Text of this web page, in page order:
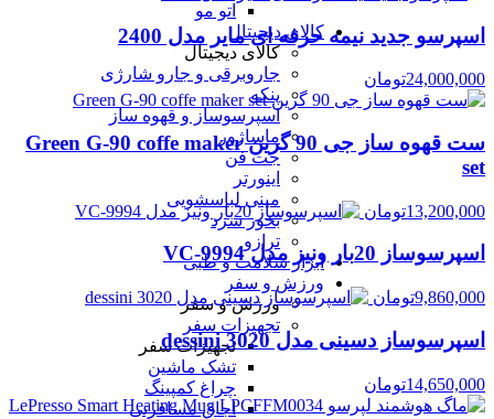
اتو مو
کالای دیجیتال
کالای دیجیتال
جاروبرقی و جارو شارژی
پنکه
اسپرسوساز و قهوه ساز
ماساژور
جت فن
اینورتر
مینی لباسشویی
بخور سرد
ترازو
ابزار سلامت و طبی
ورزش و سفر
ورزش و سفر
تجهیزات سفر
تجهیزات سفر
تشک ماشین
چراغ کمپینگ
اجاق مسافرتی
اسپرسو جدید نیمه حرفه ای مایر مدل 2400
24,000,000تومان
ست قهوه ساز جی 90 گرین Green G-90 coffe maker
set
13,200,000تومان
اسپرسوساز 20بار ونیز مدل VC-9994
9,860,000تومان
اسپرسوساز دسینی مدل 3020 dessini
14,650,000تومان